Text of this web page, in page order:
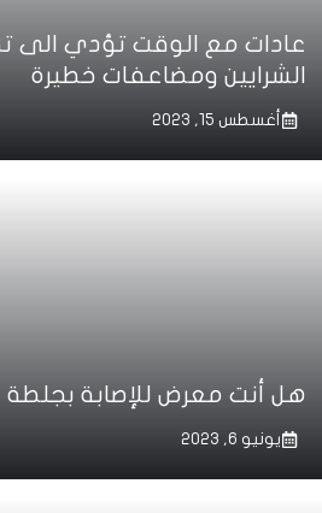
عادات مع الوقت تؤدي الى
الشرايين ومضاعفات خطيرة
أغسطس 15, 2023
هل أنت معرض للإصابة بجلطة
يونيو 6, 2023